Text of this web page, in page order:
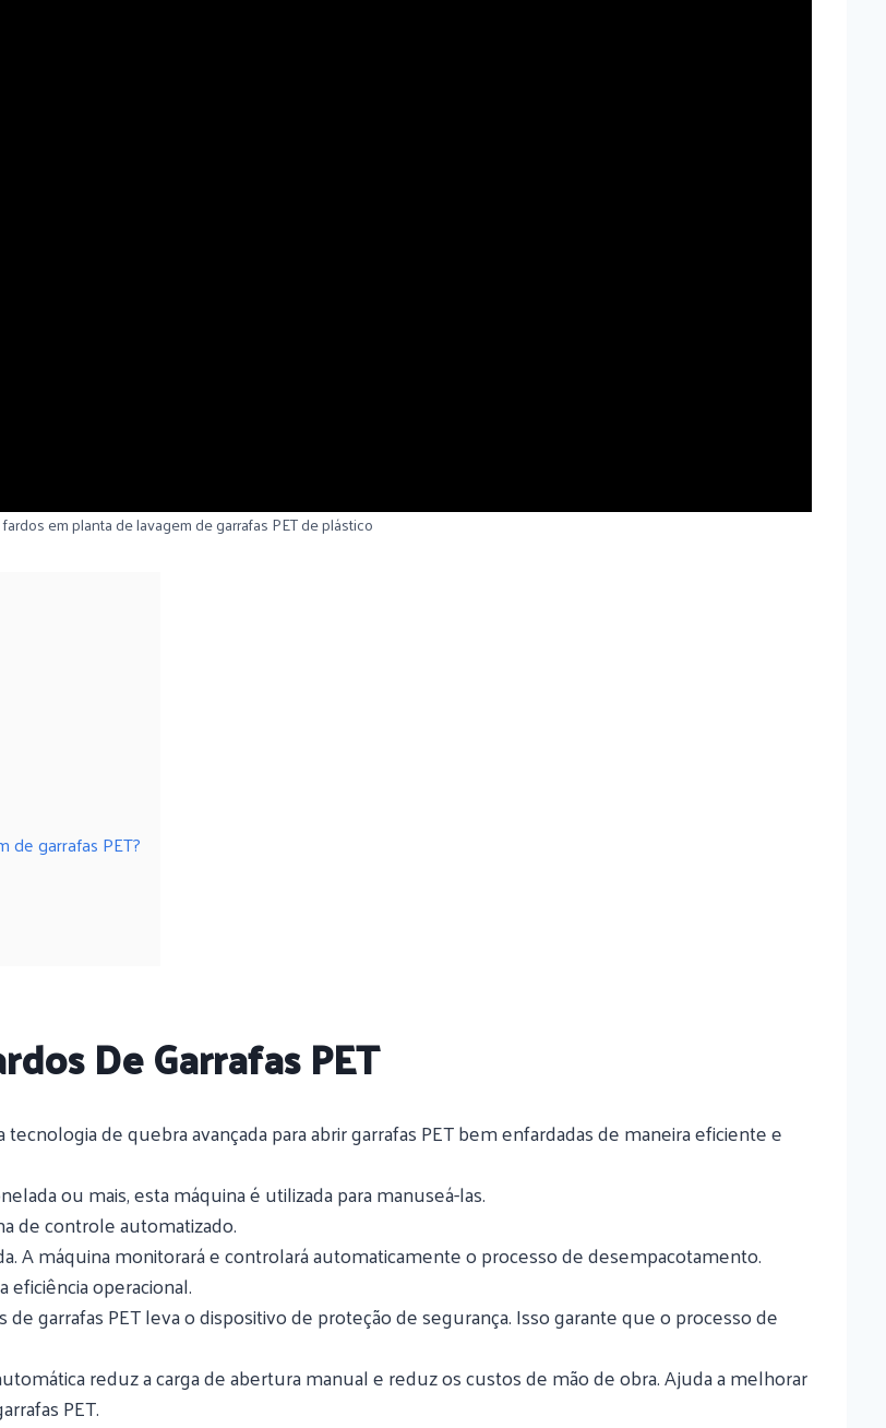
em planta de lavagem de garrafas PET de plástico
de garrafas PET?
De Garrafas PET
de quebra avançada para abrir garrafas PET bem enfardadas de maneira eficiente e
ou mais, esta máquina é utilizada para manuseá-las.
de controle automatizado.
A máquina monitorará e controlará automaticamente o processo de desempacotamento.
operacional.
garrafas PET leva o dispositivo de proteção de segurança. Isso garante que o processo de
reduz a carga de abertura manual e reduz os custos de mão de obra. Ajuda a melhorar
PET.